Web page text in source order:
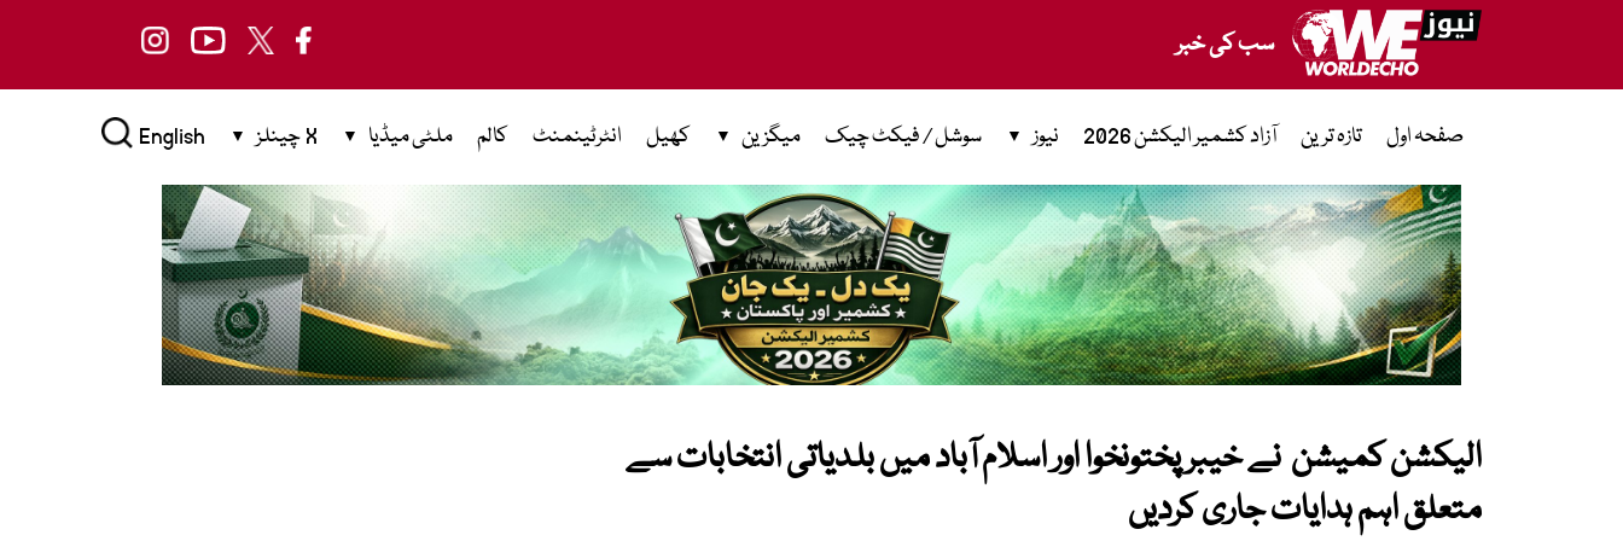
سب کی خبر
صفحہ اول تازہ ترین آزاد کشمیر الیکشن 2026 نیوز سوشل / فیکٹ چیک میگزین کھیل انٹرٹینمنٹ کالم ملٹی میڈیا X چینلز English
الیکشن کمیشن نے خیبر پختونخوا اور اسلام آباد میں بلدیاتی انتخابات سے
متعلق اہم ہدایات جاری کردیں